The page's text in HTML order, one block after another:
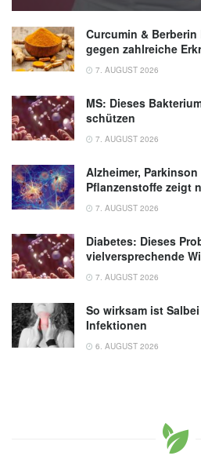
Curcumin &
gegen zahlreiche
7. AUGUST 2026
MS: Dieses
schützen
7. AUGUST 2026
Alzheimer,
Pflanzenstoffe zeigt
7. AUGUST 2026
Diabetes: Dieses
vielversprechende
7. AUGUST 2026
So wirksam ist
Infektionen
6. AUGUST 2026